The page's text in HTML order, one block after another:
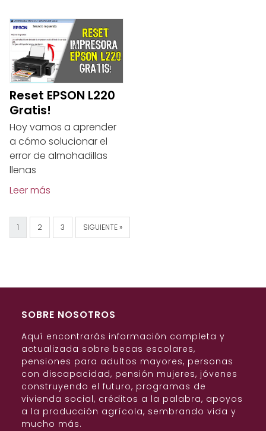
Reset EPSON L220
Gratis!
Hoy vamos a aprender
a cómo solucionar el
error de almohadillas
llenas
Leer más
1 2 3 SIGUIENTE »
SOBRE NOSOTROS
Aquí encontrarás información completa y
actualizada sobre becas escolares,
pensiones para adultos mayores, personas
con discapacidad, pensión mujeres, jóvenes
construyendo el futuro, programas de
vivienda social, créditos a la palabra, apoyos
a la producción agrícola, sembrando vida y
mucho más.